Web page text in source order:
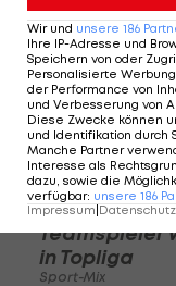
Teamspieler
in Topliga
Sport-Mix
Wir und unsere 186
Ihre IP-Adresse und
Speichern von oder
Personalisierte
der Performance von
und Verbesserung von
Diese Zwecke können
und Identifikation durch
Manche Partner
Interesse als
dazu, sowie die
verfügbar: unsere 186
Impressum